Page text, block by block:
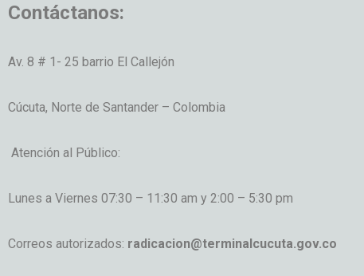
Contáctanos:
Av. 8 # 1- 25 barrio El Callejón
Cúcuta, Norte de Santander – Colombia
Atención al Público:
Lunes a Viernes 07:30 – 11:30 am y 2:00 – 5:30 pm
Correos autorizados: radicacion@terminalcucuta.gov.co